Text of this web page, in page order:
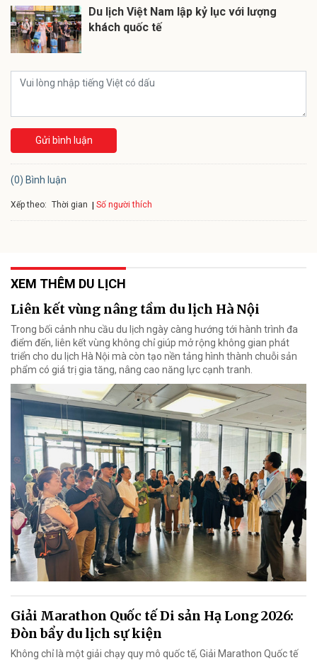
Du lịch Việt Nam lập kỷ lục với lượng
khách quốc tế
Gửi bình luận
(0) Bình luận
Xếp theo: Thời gian Số người thích
XEM THÊM DU LỊCH
Liên kết vùng nâng tầm du lịch Hà Nội
Trong bối cảnh nhu cầu du lịch ngày càng hướng tới hành trình đa
điểm đến, liên kết vùng không chỉ giúp mở rộng không gian phát
triển cho du lịch Hà Nội mà còn tạo nền tảng hình thành chuỗi sản
phẩm có giá trị gia tăng, nâng cao năng lực cạnh tranh.
Giải Marathon Quốc tế Di sản Hạ Long 2026:
Đòn bẩy du lịch sự kiện
Không chỉ là một giải chạy quy mô quốc tế, Giải Marathon Quốc tế